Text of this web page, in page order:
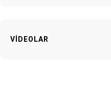
VİDEOLAR